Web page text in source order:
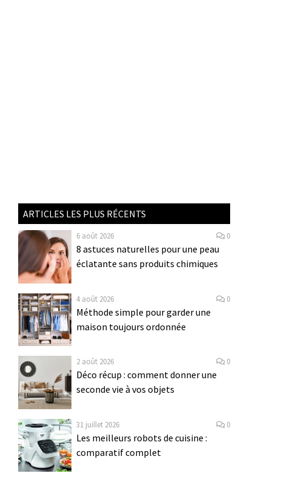
ARTICLES LES PLUS RÉCENTS
6 août 2026 0
8 astuces naturelles pour une peau
éclatante sans produits chimiques
4 août 2026 0
Méthode simple pour garder une
maison toujours ordonnée
2 août 2026 0
Déco récup : comment donner une
seconde vie à vos objets
31 juillet 2026 0
Les meilleurs robots de cuisine :
comparatif complet